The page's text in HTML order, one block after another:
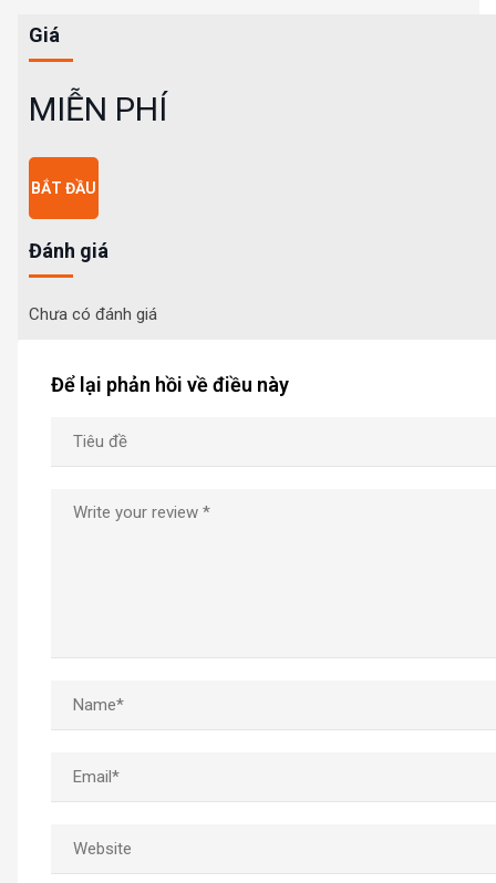
Giá
MIỄN PHÍ
BẮT ĐẦU
Đánh giá
Chưa có đánh giá
Để lại phản hồi về điều này